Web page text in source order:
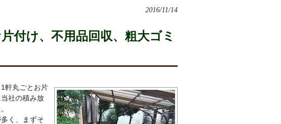
2016/11/14
付け、不用品回収、粗大ゴミ
軒丸ごとお片
社の積み放
く、まずそ